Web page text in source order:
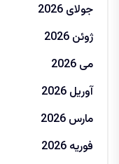
جولای 2026
ژوئن 2026
می 2026
آوریل 2026
مارس 2026
فوریه 2026